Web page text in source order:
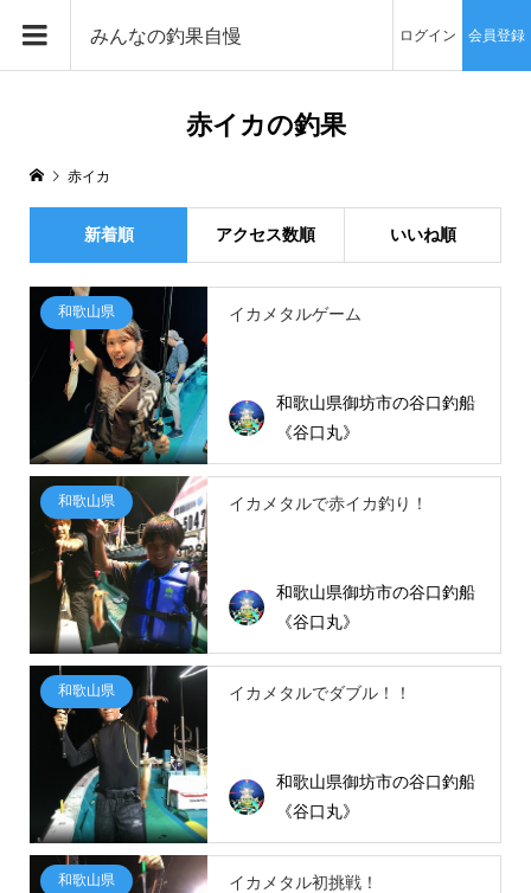
みんなの釣果自慢 ログイン 会員登録
赤イカの釣果
赤イカ
新着順 アクセス数順 いいね順
和歌山県 イカメタルゲーム
和歌山県御坊市の谷口釣船
《谷口丸》
和歌山県 イカメタルで赤イカ釣り！
和歌山県御坊市の谷口釣船
《谷口丸》
和歌山県 イカメタルでダブル！！
和歌山県御坊市の谷口釣船
《谷口丸》
和歌山県 イカメタル初挑戦！